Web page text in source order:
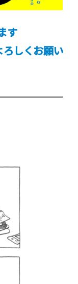
す
しくお願い